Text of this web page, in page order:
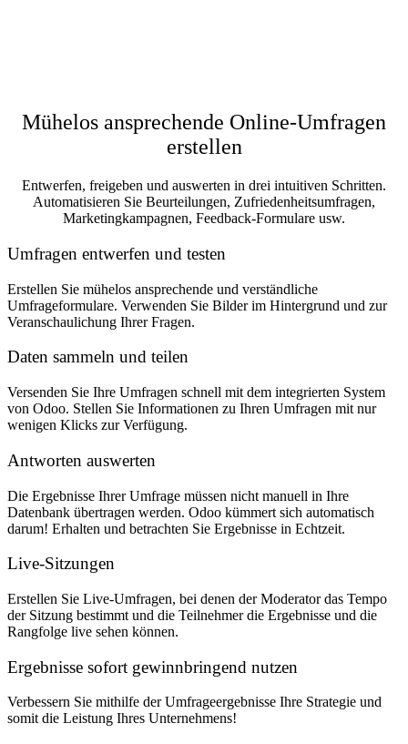
Mühelos ansprechende Online-Umfragen
erstellen
Entwerfen, freigeben und auswerten in drei intuitiven Schritten.
Automatisieren Sie Beurteilungen, Zufriedenheitsumfragen,
Marketingkampagnen, Feedback-Formulare usw.
Umfragen entwerfen und testen
Erstellen Sie mühelos ansprechende und verständliche
Umfrageformulare. Verwenden Sie Bilder im Hintergrund und zur
Veranschaulichung Ihrer Fragen.
Daten sammeln und teilen
Versenden Sie Ihre Umfragen schnell mit dem integrierten System
von Odoo. Stellen Sie Informationen zu Ihren Umfragen mit nur
wenigen Klicks zur Verfügung.
Antworten auswerten
Die Ergebnisse Ihrer Umfrage müssen nicht manuell in Ihre
Datenbank übertragen werden. Odoo kümmert sich automatisch
darum! Erhalten und betrachten Sie Ergebnisse in Echtzeit.
Live-Sitzungen
Erstellen Sie Live-Umfragen, bei denen der Moderator das Tempo
der Sitzung bestimmt und die Teilnehmer die Ergebnisse und die
Rangfolge live sehen können.
Ergebnisse sofort gewinnbringend nutzen
Verbessern Sie mithilfe der Umfrageergebnisse Ihre Strategie und
somit die Leistung Ihres Unternehmens!